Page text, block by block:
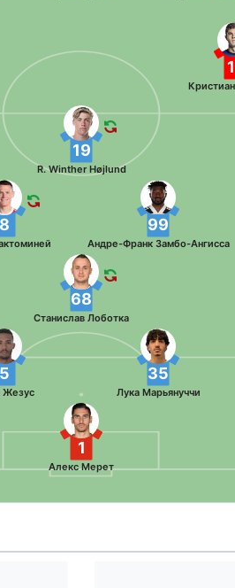
1
Алекс Мерет
5
Жезус
35
Лука Марьянуччи
68
Станислав Лоботка
8 99
Андре-Франк Замбо-Ангисса
19
R. Winther Højlund